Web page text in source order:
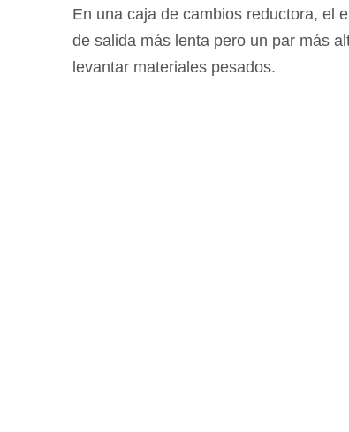
En una caja de cambios reductora, el
de salida más lenta pero un par más
levantar materiales pesados.